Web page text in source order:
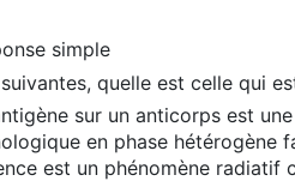
simple
quelle est celle qui
sur un anticorps est
en phase
est un phénomène radiatif